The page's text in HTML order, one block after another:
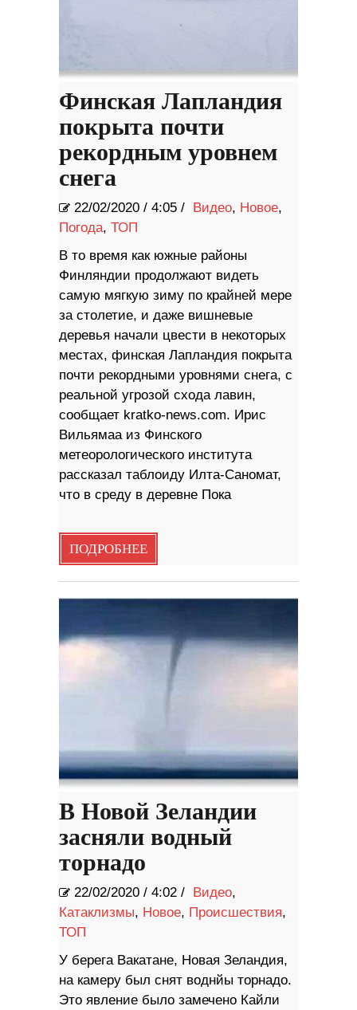
Финская Лапландия
покрыта почти
рекордным уровнем
снега
22/02/2020 / 4:05 / Видео, Новое,
Погода, ТОП
В то время как южные районы
Финляндии продолжают видеть
самую мягкую зиму по крайней мере
за столетие, и даже вишневые
деревья начали цвести в некоторых
местах, финская Лапландия покрыта
почти рекордными уровнями снега, с
реальной угрозой схода лавин,
сообщает kratko-news.com. Ирис
Вильямаа из Финского
метеорологического института
рассказал таблоиду Илта-Саномат,
что в среду в деревне Пока
ПОДРОБНЕЕ
В Новой Зеландии
засняли водный
торнадо
22/02/2020 / 4:02 / Видео,
Катаклизмы, Новое, Происшествия,
ТОП
У берега Вакатане, Новая Зеландия,
на камеру был снят воднйы торнадо.
Это явление было замечено Кайли